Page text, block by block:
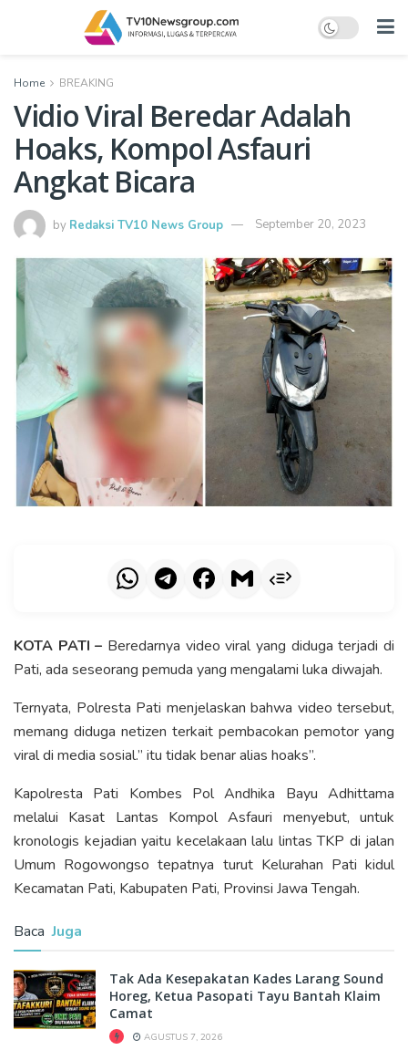
Home BREAKING
Vidio Viral Beredar Adalah
Hoaks, Kompol Asfauri
Angkat Bicara
by Redaksi TV10 News Group September 20, 2023
KOTA PATI – Beredarnya video viral yang diduga terjadi di
Pati, ada seseorang pemuda yang mengalami luka diwajah.
Ternyata, Polresta Pati menjelaskan bahwa video tersebut,
memang diduga netizen terkait pembacokan pemotor yang
viral di media sosial.” itu tidak benar alias hoaks”.
Kapolresta Pati Kombes Pol Andhika Bayu Adhittama
melalui Kasat Lantas Kompol Asfauri menyebut, untuk
kronologis kejadian yaitu kecelakaan lalu lintas TKP di jalan
Umum Rogowongso tepatnya turut Kelurahan Pati kidul
Kecamatan Pati, Kabupaten Pati, Provinsi Jawa Tengah.
Baca Juga
Tak Ada Kesepakatan Kades Larang Sound
Horeg, Ketua Pasopati Tayu Bantah Klaim
Camat
AGUSTUS 7, 2026